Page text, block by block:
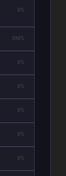
0%
100%
0%
0%
0%
0%
0%